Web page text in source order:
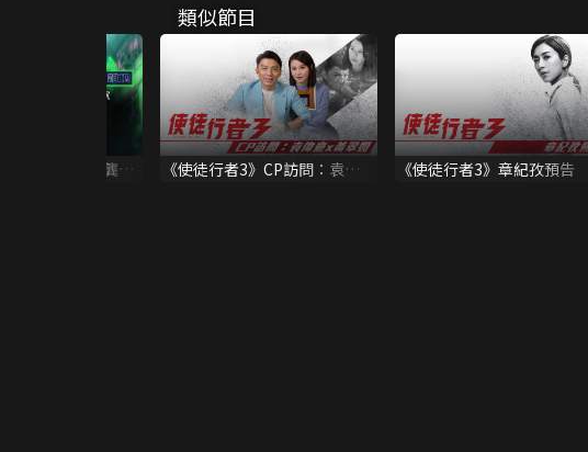
類似節目
離地》預告: 龔嘉
《使徒行者3》CP訪問：袁偉
《使徒行者3》章紀孜預告